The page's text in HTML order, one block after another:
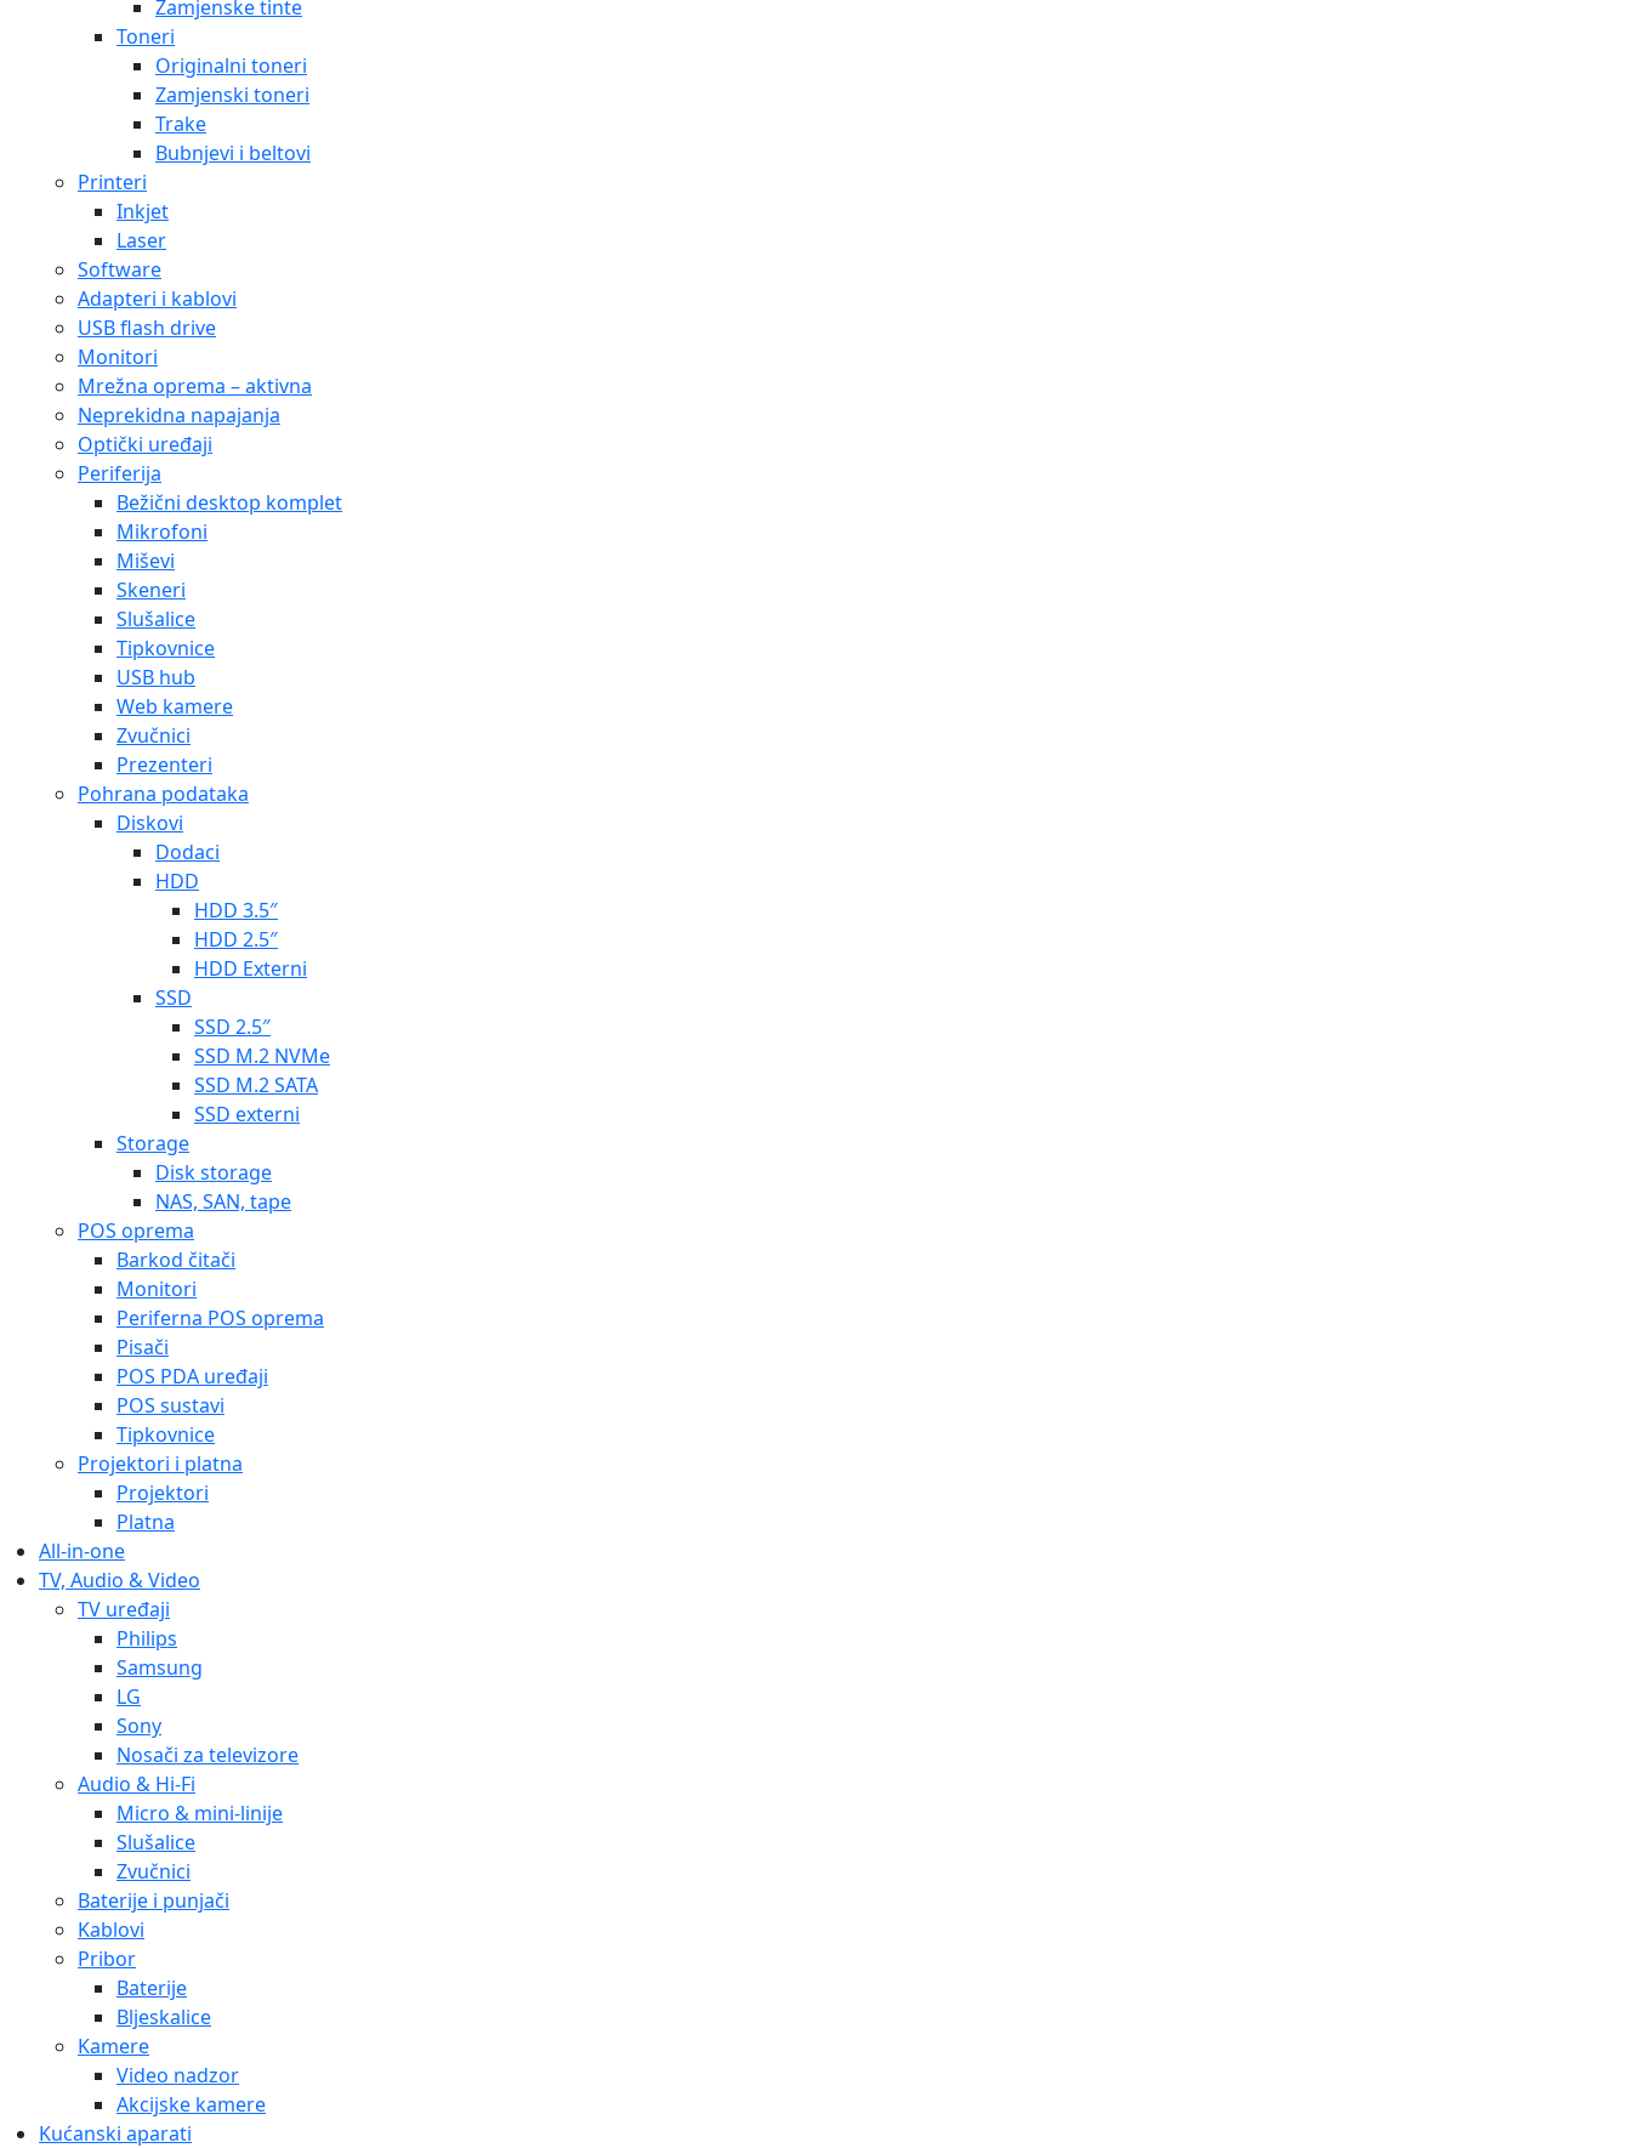
Zamjenske tinte
Toneri
Originalni toneri
Zamjenski toneri
Trake
Bubnjevi i beltovi
Printeri
Inkjet
Laser
Software
Adapteri i kablovi
USB flash drive
Monitori
Mrežna oprema – aktivna
Neprekidna napajanja
Optički uređaji
Periferija
Bežični desktop komplet
Mikrofoni
Miševi
Skeneri
Slušalice
Tipkovnice
USB hub
Web kamere
Zvučnici
Prezenteri
Pohrana podataka
Diskovi
Dodaci
HDD
HDD 3.5″
HDD 2.5″
HDD Externi
SSD
SSD 2.5″
SSD M.2 NVMe
SSD M.2 SATA
SSD externi
Storage
Disk storage
NAS, SAN, tape
POS oprema
Barkod čitači
Monitori
Periferna POS oprema
Pisači
POS PDA uređaji
POS sustavi
Tipkovnice
Projektori i platna
Projektori
Platna
All-in-one
TV, Audio & Video
TV uređaji
Philips
Samsung
LG
Sony
Nosači za televizore
Audio & Hi-Fi
Micro & mini-linije
Slušalice
Zvučnici
Baterije i punjači
Kablovi
Pribor
Baterije
Bljeskalice
Kamere
Video nadzor
Akcijske kamere
Kućanski aparati